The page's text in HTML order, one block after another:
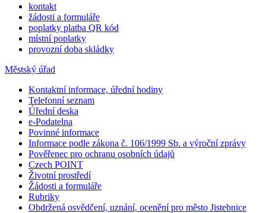
kontakt
žádosti a formuláře
poplatky platba QR kód
místní poplatky
provozní doba skládky
Městský úřad
Kontaktní informace, úřední hodiny
Telefonní seznam
Úřední deska
e-Podatelna
Povinné informace
Informace podle zákona č. 106/1999 Sb. a výroční zprávy
Pověřenec pro ochranu osobních údajů
Czech POINT
Životní prostředí
Žádosti a formuláře
Rubriky
Obdržená osvědčení, uznání, ocenění pro město Jistebnice